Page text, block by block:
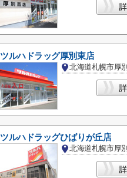
ツルハドラッグ厚別東店
ツルハドラッグひばりが丘店